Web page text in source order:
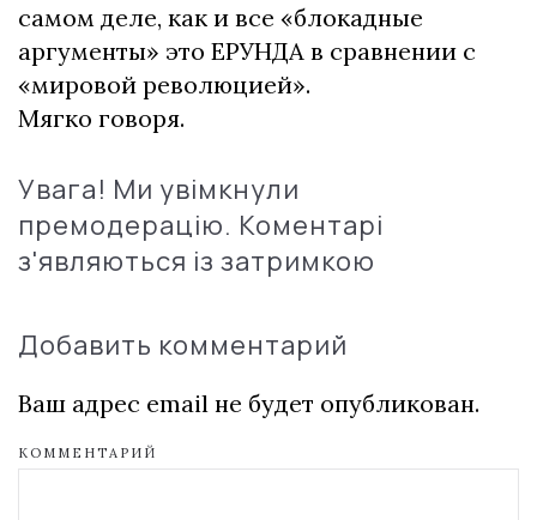
самом деле, как и все «блокадные
аргументы» это ЕРУНДА в сравнении с
«мировой революцией».
Мягко говоря.
Увага! Ми увімкнули
премодерацію. Коментарі
з'являються із затримкою
Добавить комментарий
Ваш адрес email не будет опубликован.
КОММЕНТАРИЙ